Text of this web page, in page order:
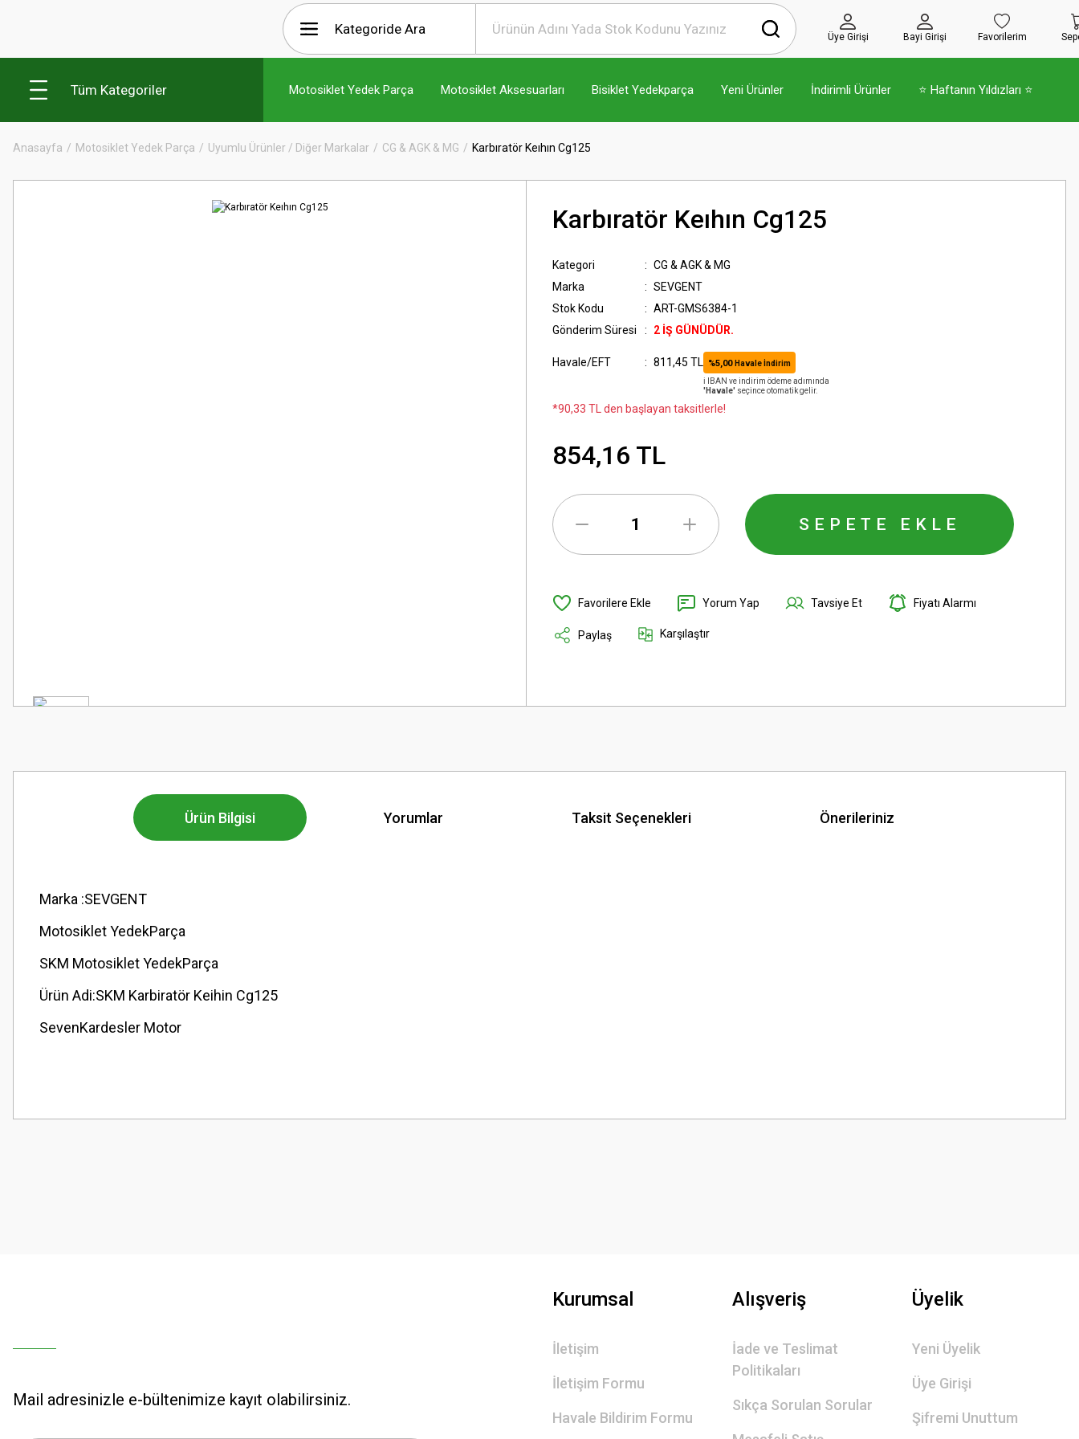
Üye Girişi Bayi Girişi Favorilerim
Tüm Kategoriler Motosiklet Yedek Parça Motosiklet Aksesuarları Bisiklet Yedekparça Yeni Ürünler İndirimli Ürünler ⭐ Haftanın Yıldızları ⭐
Anasayfa Motosiklet Yedek Parça Uyumlu Ürünler / Diğer Markalar CG & AGK & MG Karbıratör Keıhın Cg125
Karbıratör Keıhın Cg125
Kategori
CG & AGK & MG
Marka
SEVGENT
Stok Kodu
ART-GMS6384-1
Gönderim Süresi
2 İŞ GÜNÜDÜR.
Havale/EFT 811,45 TL %5,00 Havale İndirim
ℹ️ IBAN ve indirim ödeme adımında
'Havale' seçince otomatik gelir.
*90,33 TL den başlayan taksitlerle!
854,16 TL
SEPETE EKLE
Yorum Yap Tavsiye Et Fiyatı Alarmı
Paylaş Karşılaştır
Ürün Bilgisi Yorumlar Taksit Seçenekleri Önerileriniz
Marka :SEVGENT
Motosiklet YedekParça
SKM Motosiklet YedekParça
Ürün Adi:SKM Karbiratör Keihin Cg125
SevenKardesler Motor
Görüş ve önerileriniz için teşekkür ederiz.
Gönder
Mail adresinizle e-bültenimize kayıt olabilirsiniz.
Kurumsal
İletişim
İletişim Formu
Havale Bildirim Formu
Alışveriş
İade ve Teslimat
Politikaları
Sıkça Sorulan Sorular
Üyelik
Yeni Üyelik
Üye Girişi
Şifremi Unuttum